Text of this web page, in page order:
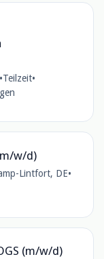
•Teilzeit•
w/d)
Lintfort, DE•
(m/w/d)